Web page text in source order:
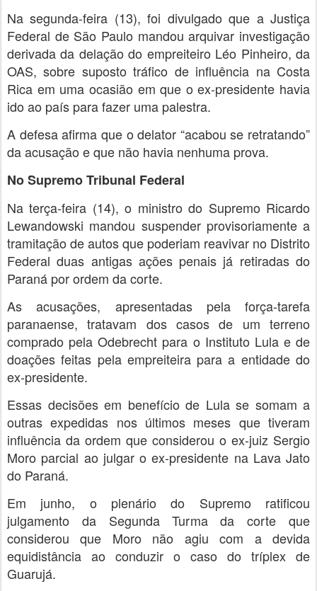
Na segunda-feira (13), foi divulgado que a Justiça
Federal de São Paulo mandou arquivar investigação
derivada da delação do empreiteiro Léo Pinheiro, da
OAS, sobre suposto tráfico de influência na Costa
Rica em uma ocasião em que o ex-presidente havia
ido ao país para fazer uma palestra.
A defesa afirma que o delator “acabou se retratando”
da acusação e que não havia nenhuma prova.
No Supremo Tribunal Federal
Na terça-feira (14), o ministro do Supremo Ricardo
Lewandowski mandou suspender provisoriamente a
tramitação de autos que poderiam reavivar no Distrito
Federal duas antigas ações penais já retiradas do
Paraná por ordem da corte.
As acusações, apresentadas pela força-tarefa
paranaense, tratavam dos casos de um terreno
comprado pela Odebrecht para o Instituto Lula e de
doações feitas pela empreiteira para a entidade do
ex-presidente.
Essas decisões em benefício de Lula se somam a
outras expedidas nos últimos meses que tiveram
influência da ordem que considerou o ex-juiz Sergio
Moro parcial ao julgar o ex-presidente na Lava Jato
do Paraná.
Em junho, o plenário do Supremo ratificou
julgamento da Segunda Turma da corte que
considerou que Moro não agiu com a devida
equidistância ao conduzir o caso do tríplex de
Guarujá.